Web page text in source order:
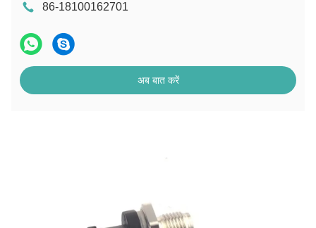
86-18100162701
अब बात करें